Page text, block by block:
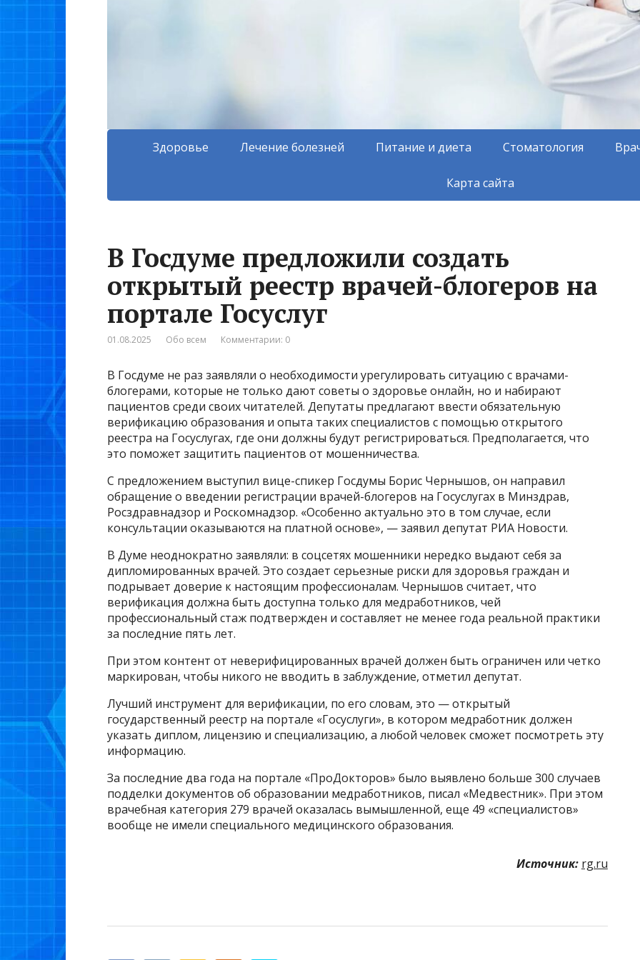
Здоровье Лечение болезней Питание и диета Стоматология
Карта сайта
В Госдуме предложили создать
открытый реестр врачей-блогеров на
портале Госуслуг
01.08.2025 Обо всем Комментарии: 0
В Госдуме не раз заявляли о необходимости урегулировать ситуацию с врачами-
блогерами, которые не только дают советы о здоровье онлайн, но и набирают
пациентов среди своих читателей. Депутаты предлагают ввести обязательную
верификацию образования и опыта таких специалистов с помощью открытого
реестра на Госуслугах, где они должны будут регистрироваться. Предполагается, что
это поможет защитить пациентов от мошенничества.
С предложением выступил вице-спикер Госдумы Борис Чернышов, он направил
обращение о введении регистрации врачей-блогеров на Госуслугах в Минздрав,
Росздравнадзор и Роскомнадзор. «Особенно актуально это в том случае, если
консультации оказываются на платной основе», — заявил депутат РИА Новости.
В Думе неоднократно заявляли: в соцсетях мошенники нередко выдают себя за
дипломированных врачей. Это создает серьезные риски для здоровья граждан и
подрывает доверие к настоящим профессионалам. Чернышов считает, что
верификация должна быть доступна только для медработников, чей
профессиональный стаж подтвержден и составляет не менее года реальной практики
за последние пять лет.
При этом контент от неверифицированных врачей должен быть ограничен или четко
маркирован, чтобы никого не вводить в заблуждение, отметил депутат.
Лучший инструмент для верификации, по его словам, это — открытый
государственный реестр на портале «Госуслуги», в котором медработник должен
указать диплом, лицензию и специализацию, а любой человек сможет посмотреть эту
информацию.
За последние два года на портале «ПроДокторов» было выявлено больше 300 случаев
подделки документов об образовании медработников, писал «Медвестник». При этом
врачебная категория 279 врачей оказалась вымышленной, еще 49 «специалистов»
вообще не имели специального медицинского образования.
Источник: rg.ru